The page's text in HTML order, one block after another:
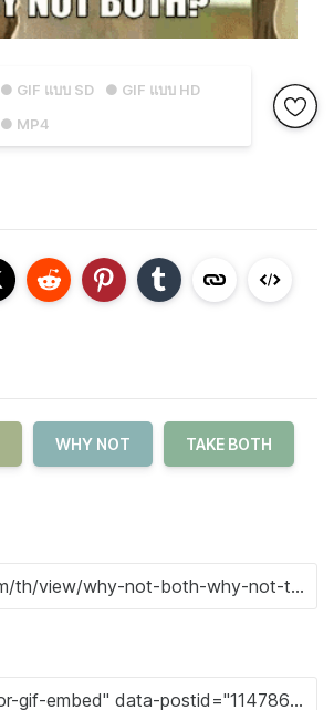
● GIF แบบ SD
● GIF แบบ HD
● MP4
WHY NOT TAKE BOTH